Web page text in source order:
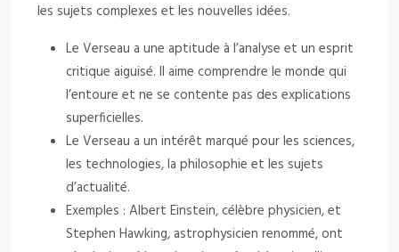
les sujets complexes et les nouvelles idées.
Le Verseau a une aptitude à l’analyse et un esprit
critique aiguisé. Il aime comprendre le monde qui
l’entoure et ne se contente pas des explications
superficielles.
Le Verseau a un intérêt marqué pour les sciences,
les technologies, la philosophie et les sujets
d’actualité.
Exemples : Albert Einstein, célèbre physicien, et
Stephen Hawking, astrophysicien renommé, ont